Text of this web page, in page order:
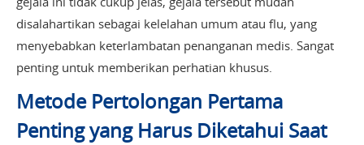
disalahartikan sebagai kelelahan umum atau flu, yang
menyebabkan keterlambatan penanganan medis. Sangat
penting untuk memberikan perhatian khusus.
Metode Pertolongan Pertama
Penting yang Harus Diketahui Saat